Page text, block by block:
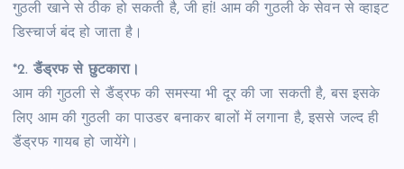
गुठली खाने से ठीक हो सकती है, जी हां! आम की गुठली के सेवन से व्हाइट
डिस्चार्ज बंद हो जाता है।
*2. डैंड्रफ से छुटकारा।
आम की गुठली से डैंड्रफ की समस्या भी दूर की जा सकती है, बस इसके
लिए आम की गुठली का पाउडर बनाकर बालों में लगाना है, इससे जल्द ही
डैंड्रफ गायब हो जायेंगे।